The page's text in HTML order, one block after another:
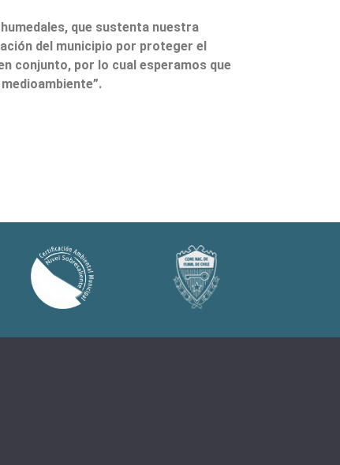
que sustenta nuestra
del municipio por proteger el
conjunto, por lo cual esperamos que